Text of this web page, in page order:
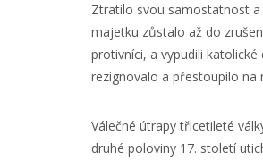
Ztratilo svou samostatnost
majetku zůstalo až do
protivníci, a vypudili
rezignovalo a přestoupilo na
Válečné útrapy třicetileté
druhé poloviny 17. století